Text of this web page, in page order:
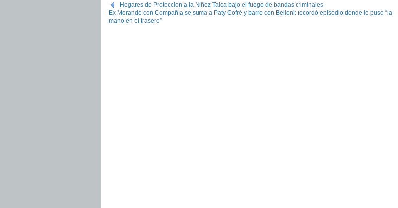
Hogares de Protección a la Niñez Talca bajo el fuego de bandas criminales
Ex Morandé con Compañía se suma a Paty Cofré y barre con Belloni: recordó episodio donde le puso “la
mano en el trasero”